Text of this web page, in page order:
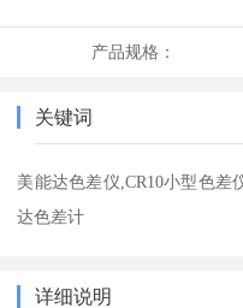
产品规格：
关键词
美能达色差仪,CR10小型色
达色差计
详细说明